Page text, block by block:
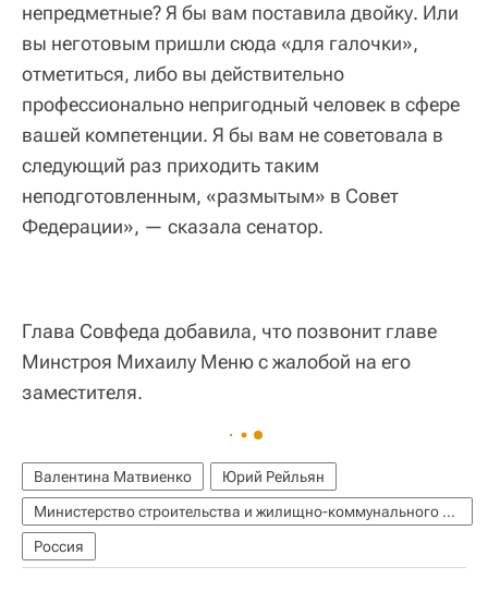
непредметные? Я бы вам поставила двойку. Или
вы неготовым пришли сюда «для галочки»,
отметиться, либо вы действительно
профессионально непригодный человек в сфере
вашей компетенции. Я бы вам не советовала в
следующий раз приходить таким
неподготовленным, «размытым» в Совет
Федерации», — сказала сенатор.
Глава Совфеда добавила, что позвонит главе
Минстроя Михаилу Меню с жалобой на его
заместителя.
Валентина Матвиенко
Юрий Рейльян
Министерство строительства и жилищно-коммунального хозяйства РФ (Минстрой России)
Россия